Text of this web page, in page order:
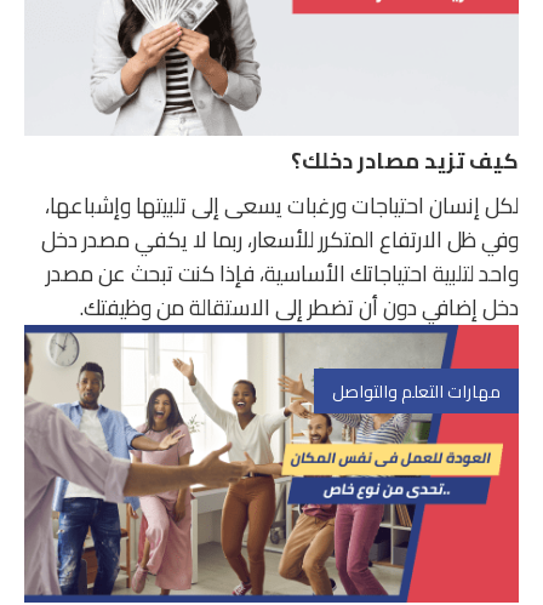
كيف تزيد مصادر دخلك؟
لكل إنسان احتياجات ورغبات يسعى إلى تلبيتها وإشباعها،
وفي ظل الارتفاع المتكرر للأسعار، ربما لا يكفي مصدر دخل
واحد لتلبية احتياجاتك الأساسية، فإذا كنت تبحث عن مصدر
دخل إضافي دون أن تضطر إلى الاستقالة من وظيفتك.
مهارات التعلم والتواصل